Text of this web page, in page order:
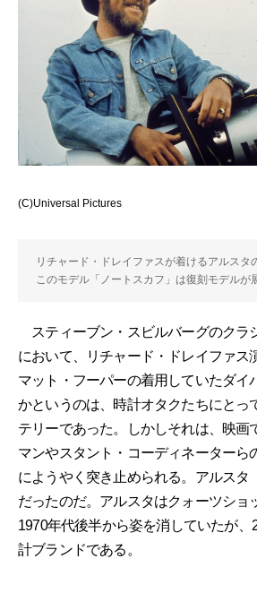
(C)Universal Pictures
リチャード・ドレイファスが着けるアルスタ
このモデル「ノートスカフ」は復刻モデルが
スティーブン・スビルバーグのクラ
において、リチャード・ドレイファス
マット・フーパーの着用していたダイ
かというのは、時計オタクたちにとっ
テリーであった。しかしそれは、映画
マンやスタント・コーディネーターら
にようやく突き止められる。アルスタ
だったのだ。アルスタはクォーツショ
1970年代後半から姿を消していたが、
計ブランドである。